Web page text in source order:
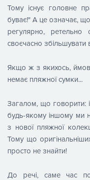
Тому існує головне
буває!" А це означає,
регулярно,
своєчасно
Якщо ж з якихось,
немає пляжної сумки...
Загалом, що говорити:
будь-якому іншому ми
з нової пляжної
Тому що
просто не знайти!
До речі, саме час